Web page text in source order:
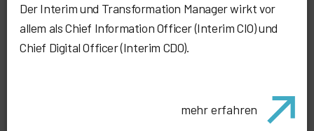
Der Interim und Transformation Manager wirkt vor
allem als Chief Information Officer (Interim CIO) und
Chief Digital Officer (Interim CDO).
mehr erfahren